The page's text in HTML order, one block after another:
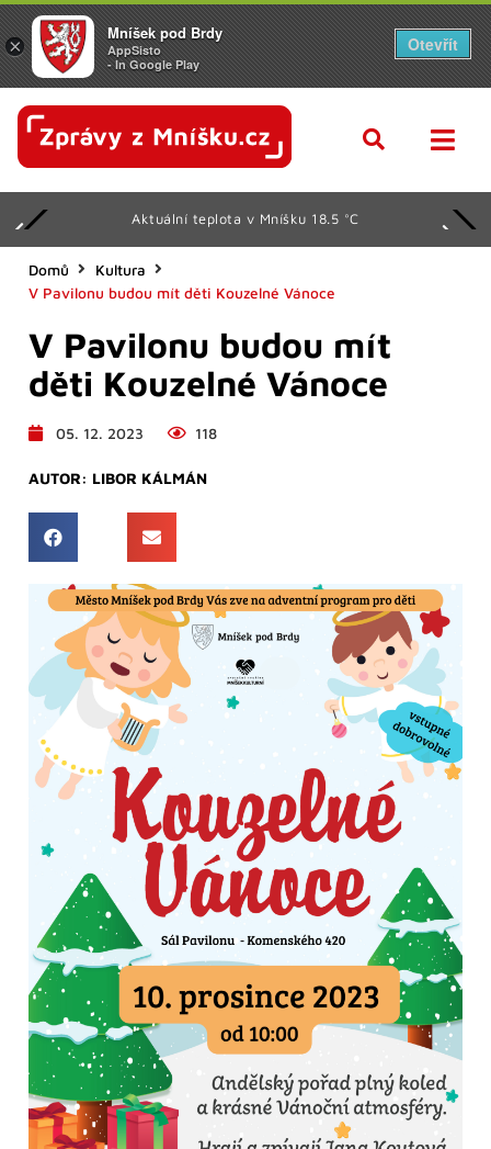
Aktuální teplota v Mníšku 18.5 °C
Domů
Kultura
V Pavilonu budou mít děti Kouzelné Vánoce
V Pavilonu budou mít
děti Kouzelné Vánoce
05. 12. 2023 118
AUTOR: LIBOR KÁLMÁN
×
Mníšek pod Brdy
AppSisto
- In Google Play
Otevřít